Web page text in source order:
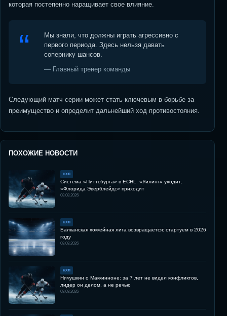
которая постепенно наращивает свое влияние.
Мы знали, что должны играть агрессивно с
первого периода. Здесь нельзя давать
сопернику шансов.
— Главный тренер команды
Следующий матч серии может стать ключевым в борьбе за
преимущество и определит дальнейший ход противостояния.
ПОХОЖИЕ НОВОСТИ
НХЛ
Система «Питтсбурга» в ECHL: «Уилинг» уходит,
«Флорида Эверблейдс» приходит
08.08.2026
НХЛ
Балканская хоккейная лига возвращается: стартуем в 2026
году
08.08.2026
НХЛ
Ничушкин о Маккинноне: за 7 лет не видел конфликтов,
лидер он делом, а не речью
08.08.2026